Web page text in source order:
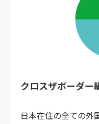
クロスザボーダー
日本在住の全ての外